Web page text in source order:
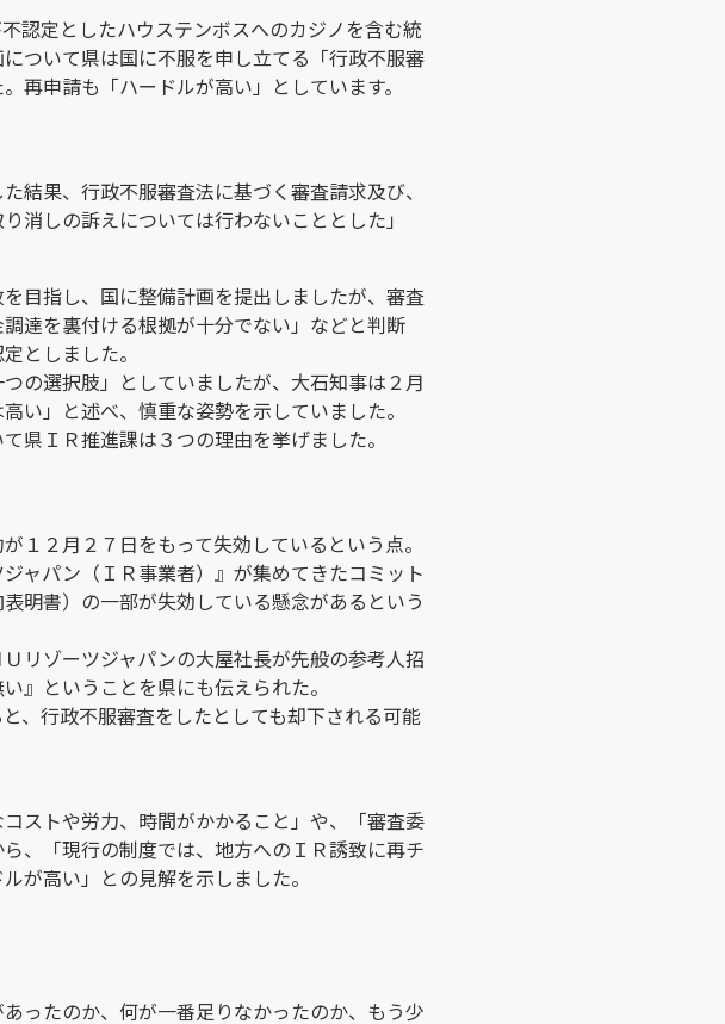
認定としたハウステンボスへのカジノを含む統
ついて県は国に不服を申し立てる「行政不服審
再申請も「ハードルが高い」としています。
結果、行政不服審査法に基づく審査請求及び、
消しの訴えについては行わないこととした」
目指し、国に整備計画を提出しましたが、審査
達を裏付ける根拠が十分でない」などと判断
としました。
の選択肢」としていましたが、大石知事は２月
い」と述べ、慎重な姿勢を示していました。
県ＩＲ推進課は３つの理由を挙げました。
１２月２７日をもって失効しているという点。
ャパン（ＩＲ事業者）』が集めてきたコミット
明書）の一部が失効している懸念があるという
リゾーツジャパンの大屋社長が先般の参考人招
』ということを県にも伝えられた。
、行政不服審査をしたとしても却下される可能
ストや労力、時間がかかること」や、「審査委
、「現行の制度では、地方へのＩＲ誘致に再チ
が高い」との見解を示しました。
ったのか、何が一番足りなかったのか、もう少